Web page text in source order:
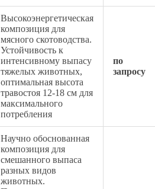
Высокоэнергетическая
композиция для
мясного скотоводства.
Устойчивость к
интенсивному выпасу
тяжелых животных,
оптимальная высота
травостоя 12-18 см для
максимального
потребления
по
запросу
Научно обоснованная
композиция для
смешанного выпаса
разных видов
животных.